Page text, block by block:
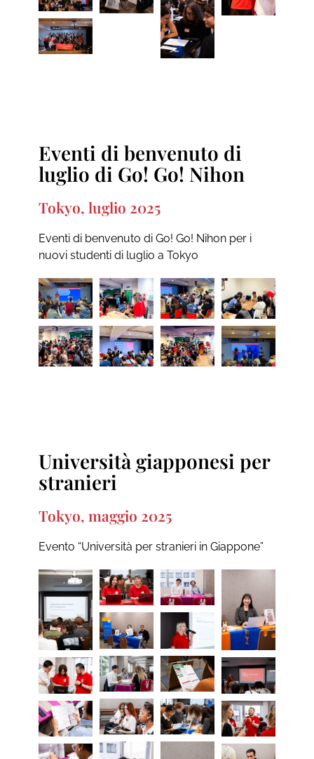
Eventi di benvenuto di
luglio di Go! Go! Nihon
Tokyo, luglio 2025
Eventi di benvenuto di Go! Go! Nihon per i
nuovi studenti di luglio a Tokyo
Università giapponesi per
stranieri
Tokyo, maggio 2025
Evento “Università per stranieri in Giappone”